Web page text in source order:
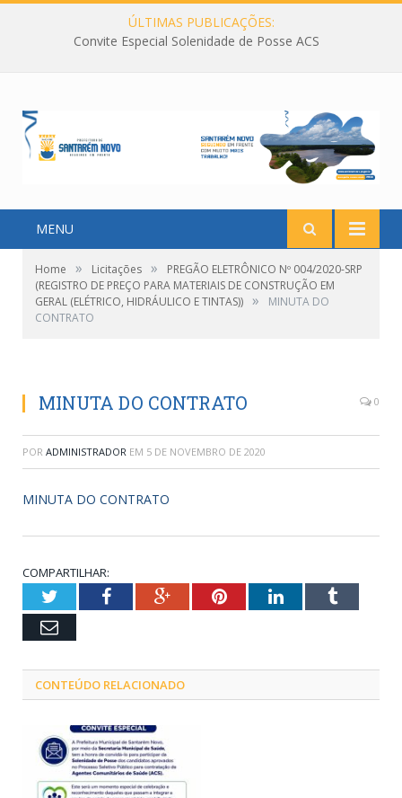
ÚLTIMAS PUBLICAÇÕES:
Convite Especial Solenidade de Posse ACS
MENU
Home » Licitações »
PREGÃO ELETRÔNICO Nº 004/2020-SRP
(REGISTRO DE PREÇO PARA MATERIAIS DE CONSTRUÇÃO EM
GERAL (ELÉTRICO, HIDRÁULICO E TINTAS)) »
MINUTA DO
CONTRATO
MINUTA DO CONTRATO 0
POR ADMINISTRADOR EM 5 DE NOVEMBRO DE 2020
MINUTA DO CONTRATO
COMPARTILHAR:
TwitterFacebookGoogle+PinterestLinkedInTumblr
Email
CONTEÚDO RELACIONADO